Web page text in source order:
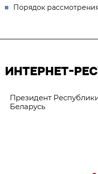
Порядок
ИНТЕРНЕТ-
Президент
Беларусь